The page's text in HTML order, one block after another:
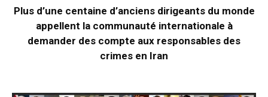
Plus d’une centaine d’anciens dirigeants du monde
appellent la communauté internationale à
demander des compte aux responsables des
crimes en Iran